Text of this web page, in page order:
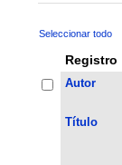
Seleccionar todo
Registro
Autor
Título